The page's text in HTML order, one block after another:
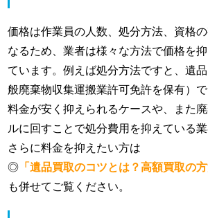
価格は作業員の人数、処分方法、資格
なるため、業者は様々な方法で価格を
ています。例えば処分方法ですと、遺
般廃棄物収集運搬業許可免許を保有）
料金が安く抑えられるケースや、また
ルに回すことで処分費用を抑えている業
さらに料金を抑えたい方は
◎ 「遺品買取のコツとは？高額買取の方
も併せてご覧ください。